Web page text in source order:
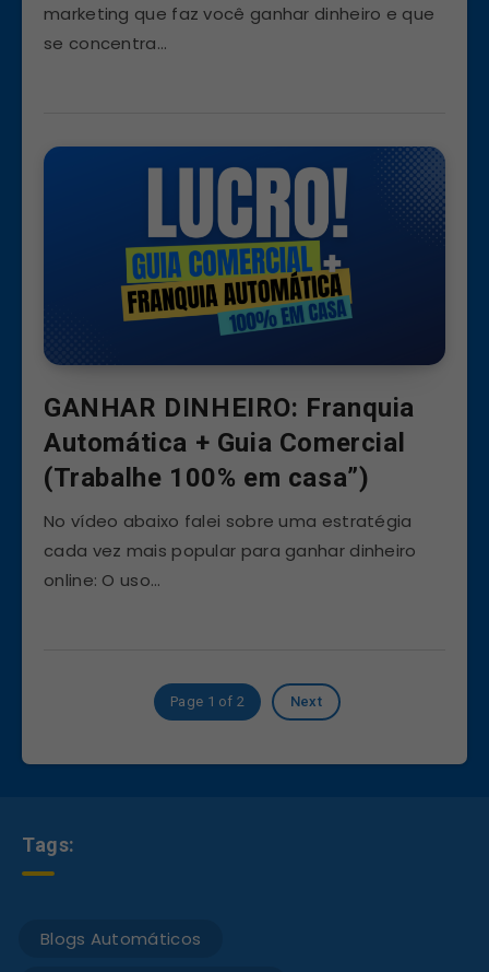
marketing que faz você ganhar dinheiro e que
se concentra…
GANHAR DINHEIRO: Franquia
Automática + Guia Comercial
(Trabalhe 100% em casa”)
No vídeo abaixo falei sobre uma estratégia
cada vez mais popular para ganhar dinheiro
online: O uso…
Page 1 of 2 Next
Tags:
Blogs Automáticos